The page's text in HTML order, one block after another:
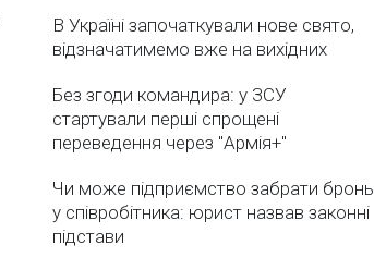
В Україні започаткували нове свято,
відзначатимемо вже на вихідних
Без згоди командира: у ЗСУ
стартували перші спрощені
переведення через "Армія+"
Чи може підприємство забрати бронь
у співробітника: юрист назвав законні
підстави